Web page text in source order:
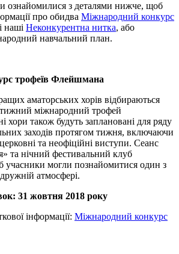
ознайомилися з деталями нижче, щоб
про обидва Міжнародний конкурс
і наші Неконкурентна нитка, або
навчальний план.
трофеїв Флейшмана
аматорських хорів відбираються
міжнародний трофей
хори також будуть заплановані для ряду
заходів протягом тижня, включаючи
та неофіційні виступи. Сеанс
та нічний фестивальний клуб
учасники могли познайомитися один з
атмосфері.
31 жовтня 2018 року
інформації: Міжнародний конкурс